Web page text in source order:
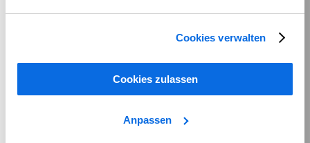
Cookies verwalten
Cookies zulassen
Anpassen